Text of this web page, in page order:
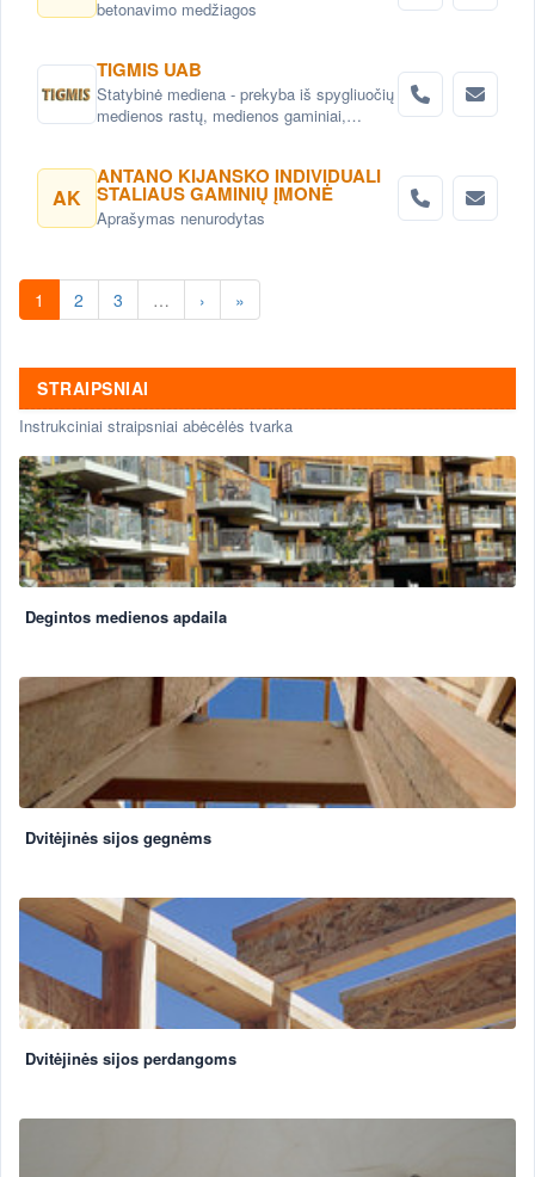
betonavimo medžiagos
TIGMIS UAB
Statybinė mediena - prekyba iš spygliuočių
medienos rastų, medienos gaminiai,
AK
ANTANO KIJANSKO INDIVIDUALI
STALIAUS GAMINIŲ ĮMONĖ
Aprašymas nenurodytas
1 2 3 … › »
STRAIPSNIAI
Instrukciniai straipsniai abėcėlės tvarka
Degintos medienos apdaila
Dvitėjinės sijos gegnėms
Dvitėjinės sijos perdangoms